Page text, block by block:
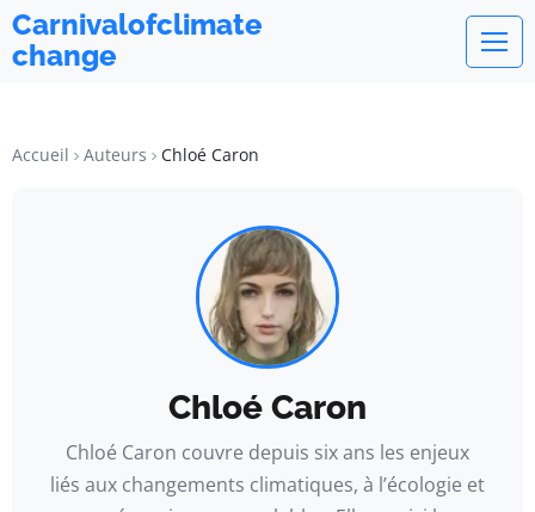
Carnivalofclimate
change
Accueil Auteurs Chloé Caron
Chloé Caron
Chloé Caron couvre depuis six ans les enjeux
liés aux changements climatiques, à l’écologie et